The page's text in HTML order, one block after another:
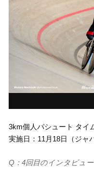
3km個人パシュート タイ
実施日：11月18日（ジャ
Q：4回目のインタビュ